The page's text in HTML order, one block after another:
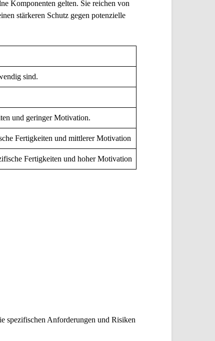
Komponenten gelten. Sie reichen von
stärkeren Schutz gegen potenzielle
sind.
und geringer Motivation.
Fertigkeiten und mittlerer Motivation
Fertigkeiten und hoher Motivation
spezifischen Anforderungen und Risiken